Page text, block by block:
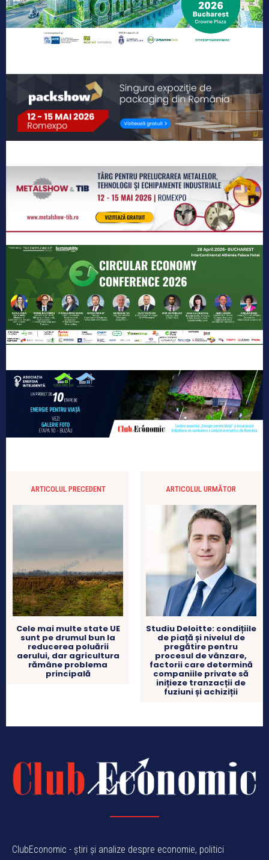
ARTICOLUL PRECEDENT
Cele mai multe state UE
sunt pe drumul bun la
reducerea poluării
aerului, dar agricultura
rămâne problema
principală
ARTICOLUL URMĂTOR
Studiu Deloitte: condițiile
de piață și nivelul de
pregătire pentru
procesul de vânzare,
factorii care determină
companiile private să
inițieze tranzacții de
fuziuni și achiziții
ClubEconomic - știri și analize despre economie, politici